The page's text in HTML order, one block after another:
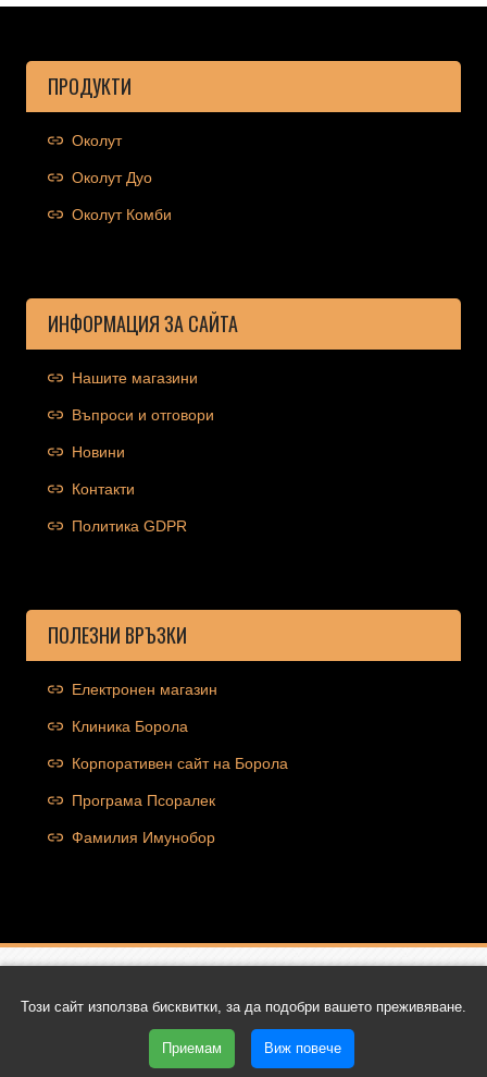
ПРОДУКТИ
Околут
Околут Дуо
Околут Комби
ИНФОРМАЦИЯ ЗА САЙТА
Нашите магазини
Въпроси и отговори
Новини
Контакти
Политика GDPR
ПОЛЕЗНИ ВРЪЗКИ
Електронен магазин
Клиника Борола
Корпоративен сайт на Борола
Програма Псоралек
Фамилия Имунобор
Copyright © 2026 Ocolut.com | Всички права запазени | Уеб
дизайн и SEO от Трибест
Този сайт използва бисквитки, за да подобри вашето преживяване.
Приемам Виж повече